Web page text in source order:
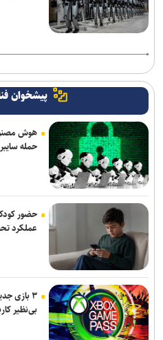
پیشخوان
هوش
حمله
حضور
عملکرد
۳ بازی
بی‌نظیر